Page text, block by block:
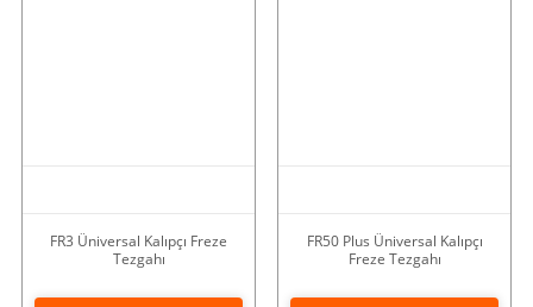
FR3 Üniversal Kalıpçı Freze
Tezgahı
FR50 Plus Üniversal Kalıpçı
Freze Tezgahı